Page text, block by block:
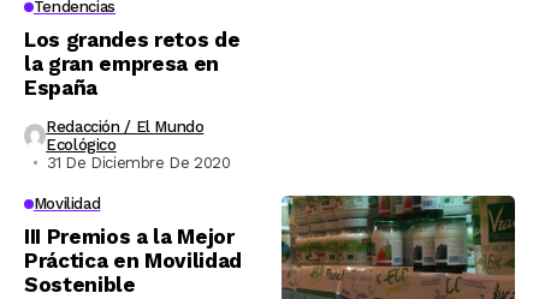
Tendencias
Los grandes retos de
la gran empresa en
España
Redacción / El Mundo
Ecológico
31 De Diciembre De 2020
Movilidad
III Premios a la Mejor
Práctica en Movilidad
Sostenible